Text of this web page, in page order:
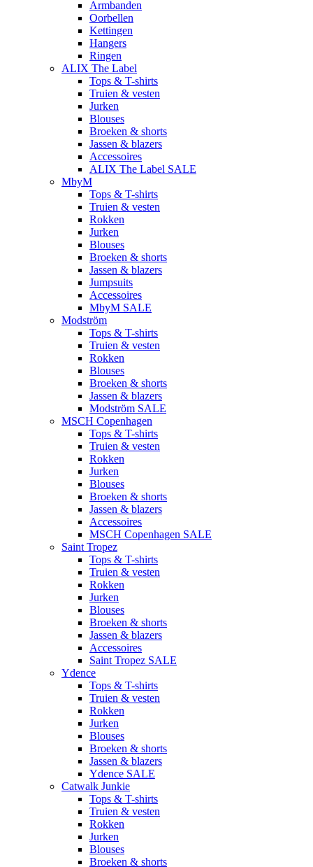
Armbanden
Oorbellen
Kettingen
Hangers
Ringen
ALIX The Label
Tops & T-shirts
Truien & vesten
Jurken
Blouses
Broeken & shorts
Jassen & blazers
Accessoires
ALIX The Label SALE
MbyM
Tops & T-shirts
Truien & vesten
Rokken
Jurken
Blouses
Broeken & shorts
Jassen & blazers
Jumpsuits
Accessoires
MbyM SALE
Modström
Tops & T-shirts
Truien & vesten
Rokken
Blouses
Broeken & shorts
Jassen & blazers
Modström SALE
MSCH Copenhagen
Tops & T-shirts
Truien & vesten
Rokken
Jurken
Blouses
Broeken & shorts
Jassen & blazers
Accessoires
MSCH Copenhagen SALE
Saint Tropez
Tops & T-shirts
Truien & vesten
Rokken
Jurken
Blouses
Broeken & shorts
Jassen & blazers
Accessoires
Saint Tropez SALE
Ydence
Tops & T-shirts
Truien & vesten
Rokken
Jurken
Blouses
Broeken & shorts
Jassen & blazers
Ydence SALE
Catwalk Junkie
Tops & T-shirts
Truien & vesten
Rokken
Jurken
Blouses
Broeken & shorts